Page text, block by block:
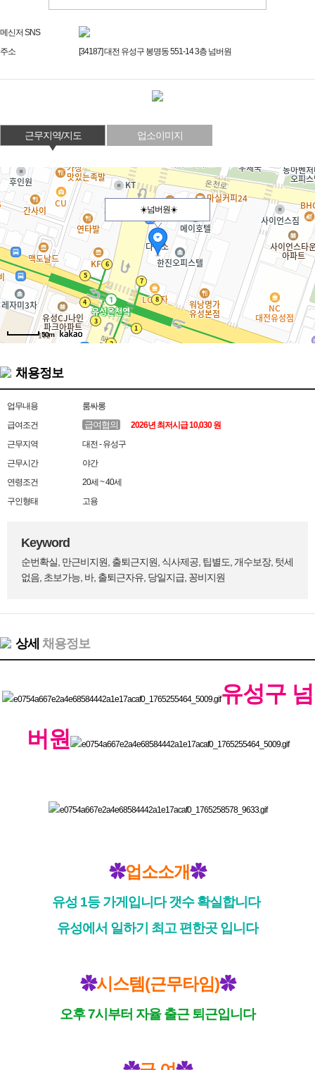
메신저 SNS
주소
[34187] 대전 유성구 봉명동 551-14 3층 넘버원
근무지역/지도 업소이미지
☀️넘버원☀️
50m
채용정보
업무내용
룸싸롱
급여조건
급여협의
2026년 최저시급 10,030 원
근무지역
대전 - 유성구
근무시간
야간
연령조건
20세 ~ 40세
구인형태
고용
Keyword
순번확실, 만근비지원, 출퇴근지원, 식사제공, 팁별도, 개수보장, 텃세
없음, 초보가능, 바, 출퇴근자유, 당일지급, 꽁비지원
상세 채용정보
유성구 넘
버원
✿업소소개✿
유성 1등 가게입니다 갯수 확실합니다
유성에서 일하기 최고 편한곳 입니다
✿시스템(근무타임)✿
오후 7시부터 자율 출근 퇴근입니다